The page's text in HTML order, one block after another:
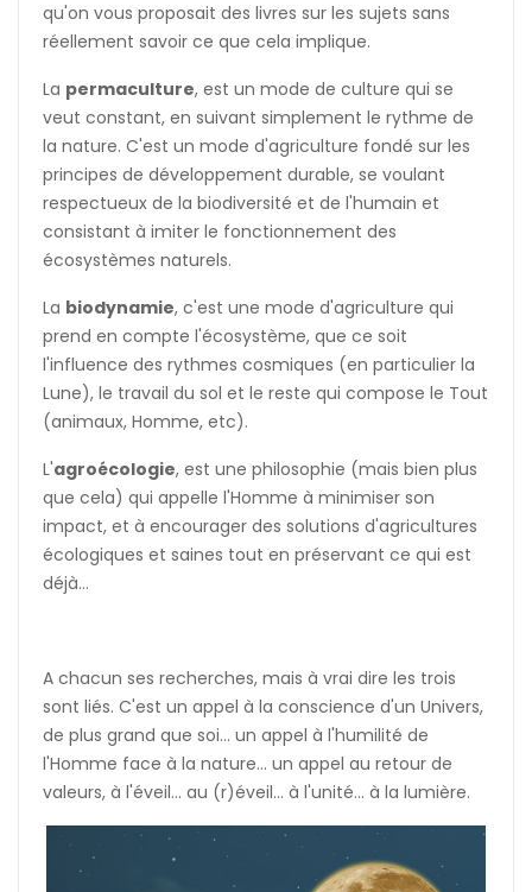
qu'on vous proposait des livres sur les sujets sans
réellement savoir ce que cela implique.
La permaculture, est un mode de culture qui se
veut constant, en suivant simplement le rythme de
la nature. C'est un mode d'agriculture fondé sur les
principes de développement durable, se voulant
respectueux de la biodiversité et de l'humain et
consistant à imiter le fonctionnement des
écosystèmes naturels.
La biodynamie, c'est une mode d'agriculture qui
prend en compte l'écosystème, que ce soit
l'influence des rythmes cosmiques (en particulier la
Lune), le travail du sol et le reste qui compose le Tout
(animaux, Homme, etc).
L'agroécologie, est une philosophie (mais bien plus
que cela) qui appelle l'Homme à minimiser son
impact, et à encourager des solutions d'agricultures
écologiques et saines tout en préservant ce qui est
déjà...
A chacun ses recherches, mais à vrai dire les trois
sont liés. C'est un appel à la conscience d'un Univers,
de plus grand que soi... un appel à l'humilité de
l'Homme face à la nature... un appel au retour de
valeurs, à l'éveil... au (r)éveil... à l'unité... à la lumière.